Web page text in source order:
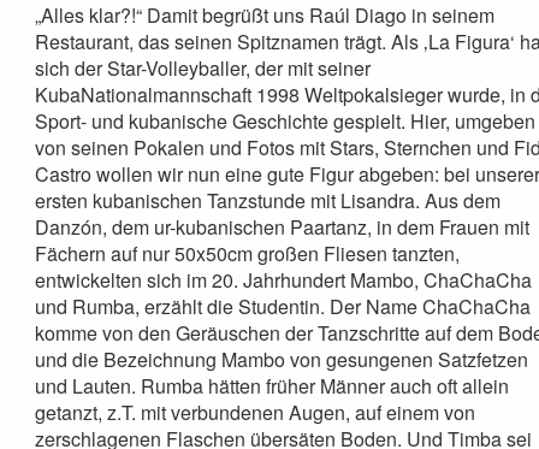
„Alles klar?!“ Damit begrüßt uns Raúl Diago in seinem
Restaurant, das seinen Spitznamen trägt. Als ‚La Figura‘
sich der Star-Volleyballer, der mit seiner
KubaNationalmannschaft 1998 Weltpokalsieger wurde, in
Sport- und kubanische Geschichte gespielt. Hier, umgeben
von seinen Pokalen und Fotos mit Stars, Sternchen und
Castro wollen wir nun eine gute Figur abgeben: bei
ersten kubanischen Tanzstunde mit Lisandra. Aus dem
Danzón, dem ur-kubanischen Paartanz, in dem Frauen mit
Fächern auf nur 50x50cm großen Fliesen tanzten,
entwickelten sich im 20. Jahrhundert Mambo, ChaChaCha
und Rumba, erzählt die Studentin. Der Name ChaChaCha
komme von den Geräuschen der Tanzschritte auf dem
und die Bezeichnung Mambo von gesungenen Satzfetzen
und Lauten. Rumba hätten früher Männer auch oft allein
getanzt, z.T. mit verbundenen Augen, auf einem von
zerschlagenen Flaschen übersäten Boden. Und Timba sei